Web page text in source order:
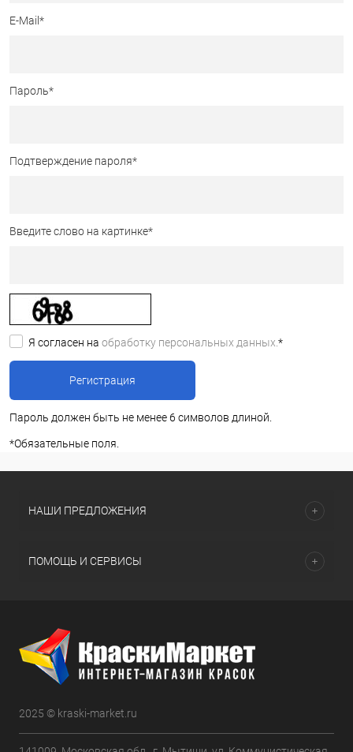
E-Mail *
Пароль*
Подтверждение пароля*
Введите слово на картинке*
Я согласен на обработку персональных данных. *
Пароль должен быть не менее 6 символов длиной.
*Обязательные поля.
НАШИ ПРЕДЛОЖЕНИЯ
ПОМОЩЬ И СЕРВИСЫ
2025 © kraski-market.ru